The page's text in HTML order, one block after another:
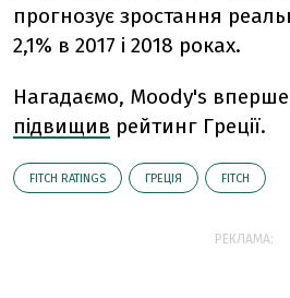
прогнозує зростання
2,1% в 2017 і 2018 роках.
Нагадаємо, Moody's
підвищив рейтинг Греції.
FITCH RATINGS ГРЕЦІЯ FITCH
РЕКЛАМА: